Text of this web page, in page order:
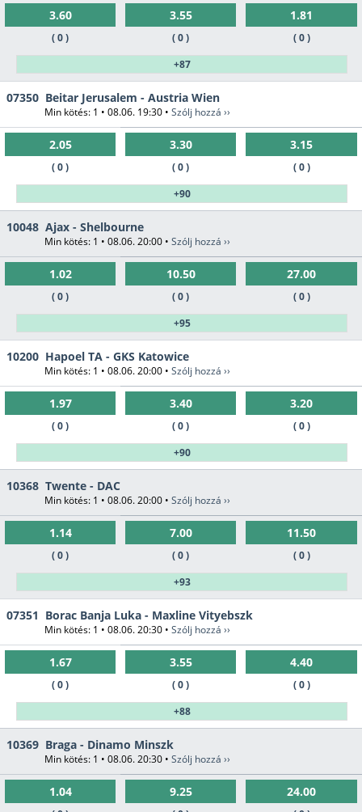
3.60
( 0 )
3.55
( 0 )
1.81
( 0 )
+87
07350 Beitar Jerusalem - Austria Wien
Min kötés: 1 • 08.06. 19:30 • Szólj hozzá ››
2.05
( 0 )
3.30
( 0 )
3.15
( 0 )
+90
10048 Ajax - Shelbourne
Min kötés: 1 • 08.06. 20:00 • Szólj hozzá ››
1.02
( 0 )
10.50
( 0 )
27.00
( 0 )
+95
10200 Hapoel TA - GKS Katowice
Min kötés: 1 • 08.06. 20:00 • Szólj hozzá ››
1.97
( 0 )
3.40
( 0 )
3.20
( 0 )
+90
10368 Twente - DAC
Min kötés: 1 • 08.06. 20:00 • Szólj hozzá ››
1.14
( 0 )
7.00
( 0 )
11.50
( 0 )
+93
07351 Borac Banja Luka - Maxline Vityebszk
Min kötés: 1 • 08.06. 20:30 • Szólj hozzá ››
1.67
( 0 )
3.55
( 0 )
4.40
( 0 )
+88
10369 Braga - Dinamo Minszk
Min kötés: 1 • 08.06. 20:30 • Szólj hozzá ››
1.04 9.25 24.00